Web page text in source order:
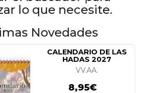
lo que necesite.
Novedades
CALENDARIO DE LAS
HADAS 2027
VV.AA.
8,95€